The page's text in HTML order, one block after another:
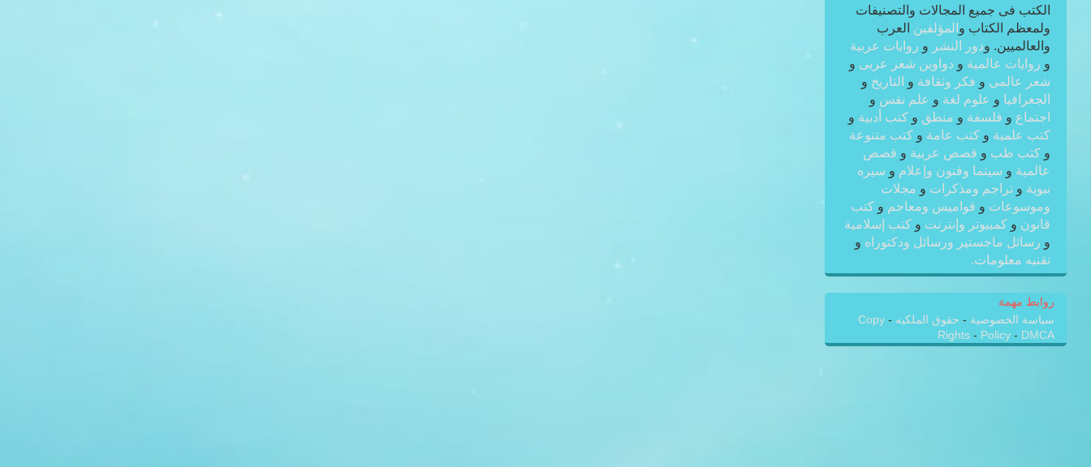
الكتب فى جميع المجالات والتصنيفات
ولمعظم الكتاب و المؤلفين العرب
والعالميين. ودور النشر و روايات عربية
و روايات عالمية و دواوين شعر عربى و
شعر عالمى و فكر وثقافة و التاريخ و
الجغرافيا و علوم لغة و علم نفس و
اجتماع و فلسفة و منطق و كتب أدبية و
كتب علمية و كتب عامة و كتب متنوعة
و كتب طب و قصص عربية و قصص
عالمية و سينما وفنون وإعلام و سيره
نبوية و تراجم ومذكرات و مجلات
وموسوعات و قواميس ومعاجم و كتب
قانون و كمبيوتر وإنترنت و كتب إسلامية
و رسائل ماجستير ورسائل ودكتوراه و
تقنيه معلومات.
روابط مهمة
سياسة الخصوصية - حقوق الملكيه -
Copy
Rights - Policy - DMCA